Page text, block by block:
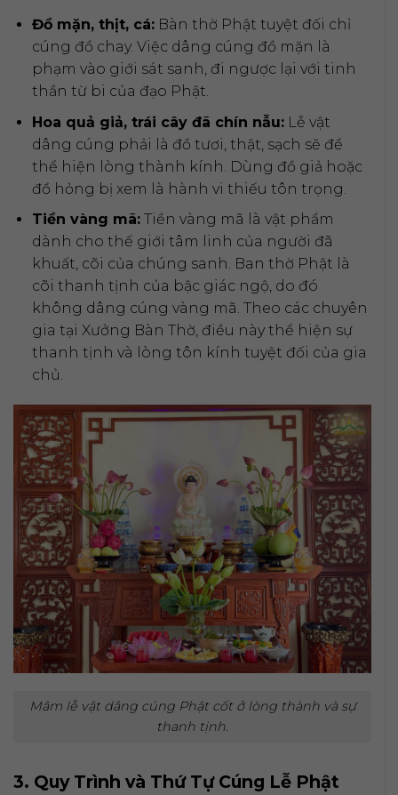
Đồ mặn, thịt, cá:Bàn thờ Phật tuyệt đối chỉ
cúng đồ chay. Việc dâng cúng đồ mặn là
phạm vào giới sát sanh, đi ngược lại với tinh
thần từ bi của đạo Phật.
Hoa quả giả, trái cây đã chín nẫu:Lễ vật
dâng cúng phải là đồ tươi, thật, sạch sẽ để
thể hiện lòng thành kính. Dùng đồ giả hoặc
đồ hỏng bị xem là hành vi thiếu tôn trọng.
Tiền vàng mã:Tiền vàng mã là vật phẩm
dành cho thế giới tâm linh của người đã
khuất, cõi của chúng sanh. Ban thờ Phật là
cõi thanh tịnh của bậc giác ngộ, do đó
không dâng cúng vàng mã. Theo các chuyên
gia tại Xưởng Bàn Thờ, điều này thể hiện sự
thanh tịnh và lòng tôn kính tuyệt đối của gia
chủ.
Mâm lễ vật dâng cúng Phật cốt ở lòng thành và sự
thanh tịnh.
3. Quy Trình và Thứ Tự Cúng Lễ Phật